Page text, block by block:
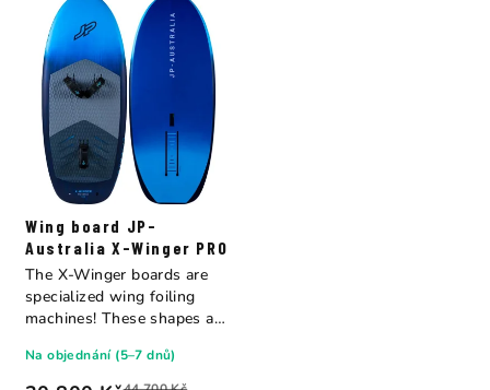
Wing board JP-
Australia X-Winger PRO
Na objednání (5–7 dnů)
The X-Winger boards are
specialized wing foiling
machines! These shapes are